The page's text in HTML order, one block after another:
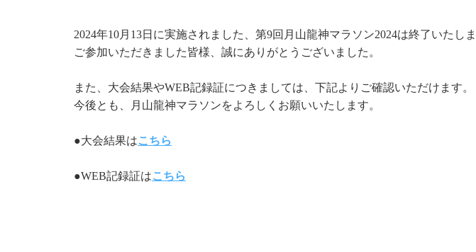
2024年10月13日に実施されました、第9回月山龍神マラソン2024は終了いたしま
ご参加いただきました皆様、誠にありがとうございました。
また、大会結果やWEB記録証につきましては、下記よりご確認いただけます。
今後とも、月山龍神マラソンをよろしくお願いいたします。
●大会結果はこちら
●WEB記録証はこちら